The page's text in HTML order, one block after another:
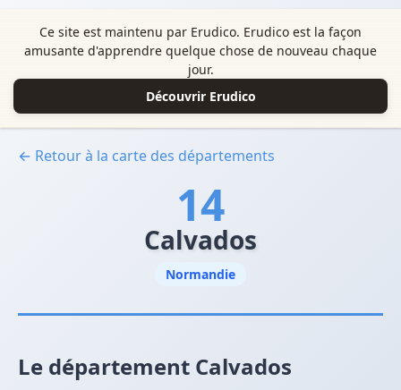
Ce site est maintenu par Erudico. Erudico est la façon
amusante d'apprendre quelque chose de nouveau chaque
jour.
Découvrir Erudico
← Retour à la carte des départements
14
Calvados
Normandie
Le département Calvados